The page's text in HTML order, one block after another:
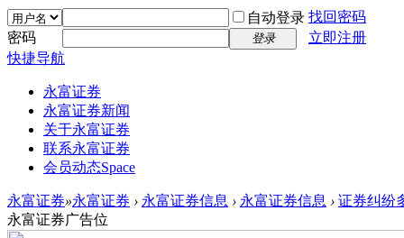
自动登录 找回密码
密码
登录
立即注册
快捷导航
永富证券
永富证券新闻
关于永富证券
联系永富证券
会员动态Space
永富证券»永富证券 › 永富证券信息 › 永富证券信息 › 证券纠纷
永富证券广告位